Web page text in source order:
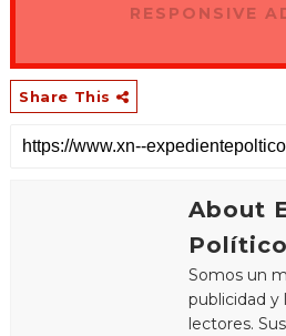
RESPONSIVE
Share This
About
Somos un
publicidad y
lectores.